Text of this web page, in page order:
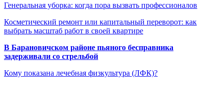
Генеральная уборка: когда пора вызвать профессионалов
Косметический ремонт или капитальный переворот: как
выбрать масштаб работ в своей квартире
В Барановичском районе пьяного бесправника
задерживали со стрельбой
Кому показана лечебная физкультура (ЛФК)?